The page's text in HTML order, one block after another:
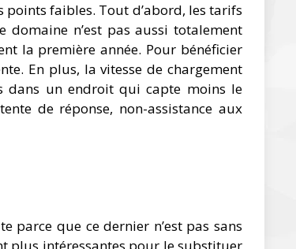
faibles. Tout d’abord, les tarifs
domaine n’est pas aussi totalement
la première année. Pour bénéficier
En plus, la vitesse de chargement
dans un endroit qui capte moins le
de réponse, non-assistance aux
parce que ce dernier n’est pas sans